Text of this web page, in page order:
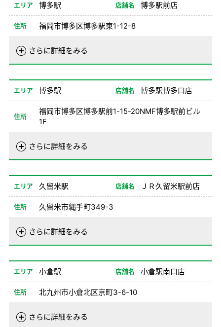
エリア 博多駅 店舗名 博多駅前店
住所 福岡市博多区博多駅東1-12-8
さらに詳細をみる
電話番号 092-441-0100
08/26-12/31 08:00-20:00
備考
※1NO不可、ご予約のお客様が事前に荷物を送
られる際は、2つまでとさせていただいていま
エリア 博多駅 店舗名 博多駅博多口店
住所
福岡市博多区博多駅前1-15-20NMF博多駅前ビル
1F
さらに詳細をみる
電話番号 092-432-0100
08/26-12/31 08:00-20:00
備考 ※1、2、8NO、車高230㎝以上不可
エリア 久留米駅 店舗名 ＪＲ久留米駅前店
住所 久留米市縄手町349-3
さらに詳細をみる
電話番号 0942-35-0100
08/05
08:00-18:00
08/06-08/24
08:00-20:00
08/26-12/31
08:00-20:00
エリア 小倉駅 店舗名 小倉駅南口店
住所 北九州市小倉北区京町3-6-10
さらに詳細をみる
電話番号 093-512-1400